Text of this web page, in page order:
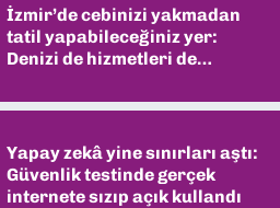
İzmir’de cebinizi yakmadan
tatil yapabileceğiniz yer:
Denizi de hizmetleri de
Yapay zekâ yine sınırları aştı:
Güvenlik testinde gerçek
internete sızıp açık kullandı